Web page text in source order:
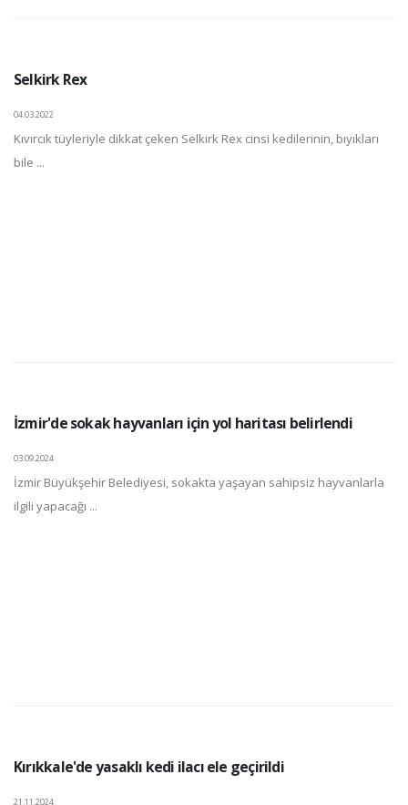
Selkirk Rex
04.03.2022
Kıvırcık tüyleriyle dikkat çeken Selkirk Rex cinsi kedilerinin, bıyıkları
bile ...
İzmir'de sokak hayvanları için yol haritası belirlendi
03.09.2024
İzmir Büyükşehir Belediyesi, sokakta yaşayan sahipsiz hayvanlarla
ilgili yapacağı ...
Kırıkkale'de yasaklı kedi ilacı ele geçirildi
21.11.2024